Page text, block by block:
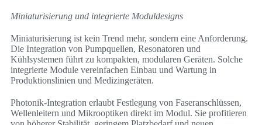
Miniaturisierung und integrierte Moduldesigns
Miniaturisierung ist kein Trend mehr, sondern eine Anforderung.
Die Integration von Pumpquellen, Resonatoren und
Kühlsystemen führt zu kompakten, modularen Geräten. Solche
integrierte Module vereinfachen Einbau und Wartung in
Produktionslinien und Medizingeräten.
Photonik-Integration erlaubt Festlegung von Faseranschlüssen,
Wellenleitern und Mikrooptiken direkt im Modul. Sie profitieren